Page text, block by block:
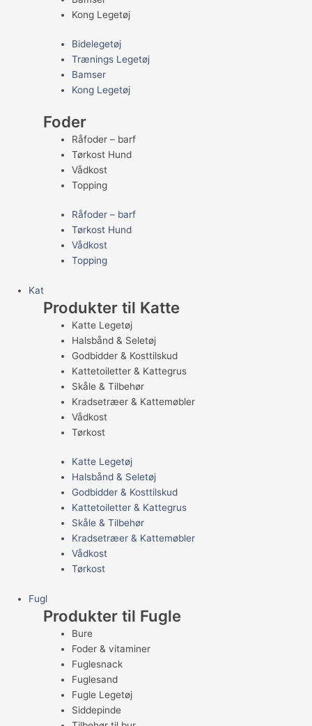
Kong Legetøj
Bidelegetøj
Trænings Legetøj
Bamser
Kong Legetøj
Foder
Råfoder – barf
Tørkost Hund
Vådkost
Topping
Råfoder – barf
Tørkost Hund
Vådkost
Topping
Kat
Produkter til Katte
Katte Legetøj
Halsbånd & Seletøj
Godbidder & Kosttilskud
Kattetoiletter & Kattegrus
Skåle & Tilbehør
Kradsetræer & Kattemøbler
Vådkost
Tørkost
Katte Legetøj
Halsbånd & Seletøj
Godbidder & Kosttilskud
Kattetoiletter & Kattegrus
Skåle & Tilbehør
Kradsetræer & Kattemøbler
Vådkost
Tørkost
Fugl
Produkter til Fugle
Bure
Foder & vitaminer
Fuglesnack
Fuglesand
Fugle Legetøj
Siddepinde